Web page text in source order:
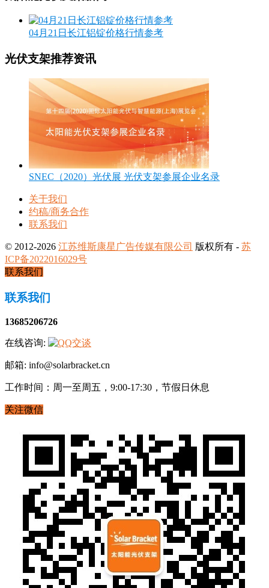
04月21日长江铝锭价格行情参考
光伏支架推荐资讯
SNEC（2020）光伏展 光伏支架参展企业名录
关于我们
约稿/商务合作
联系我们
© 2012-2026 江苏维斯康星广告传媒有限公司 版权所有 - 苏
ICP备2022016029号
联系我们
联系我们
13685206726
在线咨询:
邮箱: info@solarbracket.cn
工作时间：周一至周五，9:00-17:30，节假日休息
关注微信